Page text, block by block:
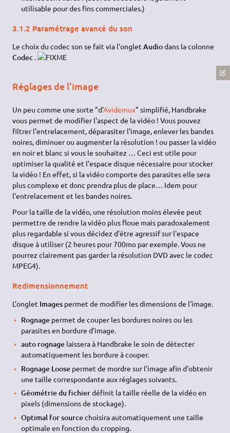
utilisable pour des fins commerciales.)
3.1.2 Paramétrage avancé du son
Le choix du codec son se fait via l'ongletAudiodans la colonne
Codec .
Réglages de l'image
Un peu comme une sorte "d'Avidemux" simplifié, Handbrake
vous permet de modifier l'aspect de la vidéo ! Vous pouvez
filtrer l'entrelacement, déparasiter l'image, enlever les bandes
noires, diminuer ou augmenter la résolution ! ou passer la vidéo
en noir et blanc si vous le souhaitez … Ceci est utile pour
optimiser la qualité et l'espace disque nécessaire pour stocker
la vidéo ! En effet, si la vidéo comporte des parasites elle sera
plus complexe et donc prendra plus de place… Idem pour
l'entrelacement et les bandes noires.
Pour la taille de la vidéo, une résolution moins élevée peut
permettre de rendre la vidéo plus floue mais paradoxalement
plus regardable si vous décidez d'être agressif sur l'espace
disque à utiliser (2 heures pour 700mo par exemple. Vous ne
pourrez clairement pas garder la résolution DVD avec le codec
MPEG4).
Redimensionnement
L’onglet Images permet de modifier les dimensions de l'image.
Rognagepermet de couper les bordures noires ou les
parasites en bordure d'image.
auto rognagelaissera à Handbrake le soin de détecter
automatiquement les bordure à couper.
Rognage Loosepermet de mordre sur l'image afin d'obtenir
une taille correspondante aux réglages suivants.
Géométrie du fichierdéfinit la taille réelle de la vidéo en
pixels (dimensions de stockage).
Optimal for sourcechoisira automatiquement une taille
optimale en fonction du cropping.